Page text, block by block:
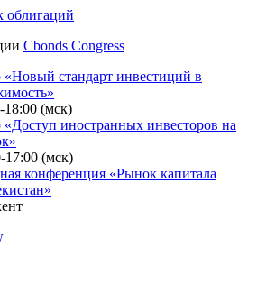
облигаций
Cbonds Congress
стандарт инвестиций в
18:00 (мск)
иностранных инвесторов на
конференция «Рынок капитала